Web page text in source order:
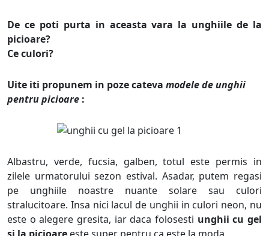
De ce poti purta in aceasta vara la unghiile de la
picioare?
Ce culori?
Uite iti propunem in poze cateva modele de unghii
pentru picioare :
Albastru, verde, fucsia, galben, totul este permis in
zilele urmatorului sezon estival. Asadar, putem regasi
pe unghiile noastre nuante solare sau culori
stralucitoare. Insa nici lacul de unghii in culori neon, nu
este o alegere gresita, iar daca folosesti unghii cu gel